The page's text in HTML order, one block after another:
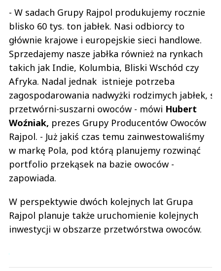
- W sadach Grupy Rajpol produkujemy rocznie
blisko 60 tys. ton jabłek. Nasi odbiorcy to
głównie krajowe i europejskie sieci handlowe.
Sprzedajemy nasze jabłka również na rynkach
takich jak Indie, Kolumbia, Bliski Wschód czy
Afryka. Nadal jednak istnieje potrzeba
zagospodarowania nadwyżki rodzimych jabłek,
przetwórni-suszarni owoców - mówi Hubert
Woźniak, prezes Grupy Producentów Owoców
Rajpol. - Już jakiś czas temu zainwestowaliśmy
w markę Pola, pod którą planujemy rozwinąć
portfolio przekąsek na bazie owoców -
zapowiada.
W perspektywie dwóch kolejnych lat Grupa
Rajpol planuje także uruchomienie kolejnych
inwestycji w obszarze przetwórstwa owoców.